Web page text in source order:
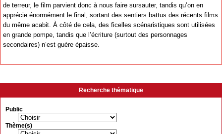
de terreur, le film parvient donc à nous faire sursauter, tandis qu’on en
apprécie énormément le final, sortant des sentiers battus des récents films
du même acabit. À côté de cela, des ficelles scénaristiques sont utilisées
en grande pompe, tandis que l’écriture (surtout des personnages
secondaires) n’est guère épaisse.
Recherche thématique
Public
Thème(s)